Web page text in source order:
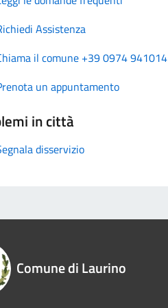
Assistenza
il comune +39 0974 941014
un appuntamento
in città
disservizio
Comune di Laurino